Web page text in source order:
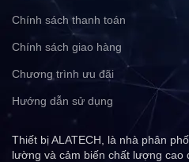
Chính sách thanh toán
Chính sách giao hàng
Chương trình ưu đãi
Hướng dẫn sử dụng
Thiết bị ALATECH, là nhà phân
lường và cảm biến chất lượng cao